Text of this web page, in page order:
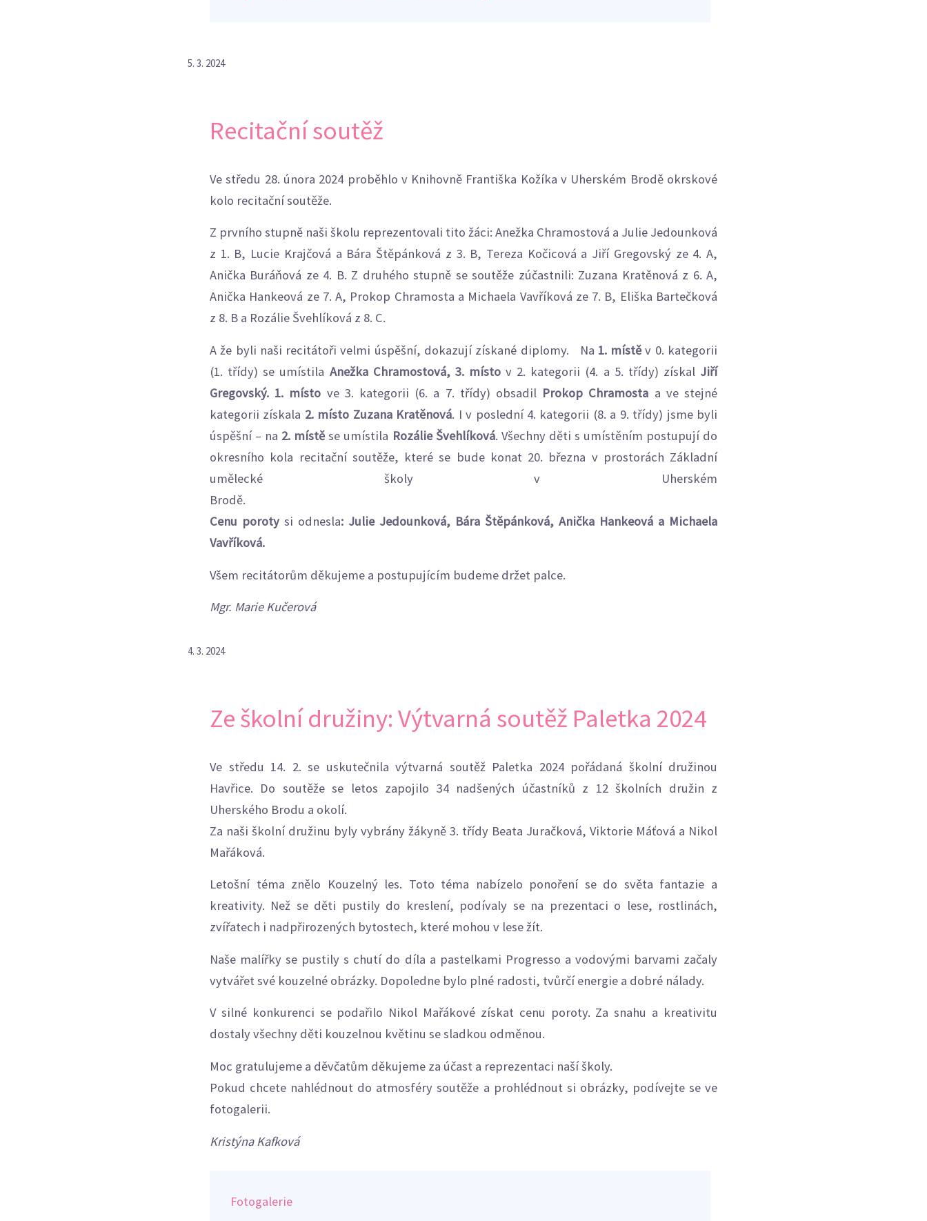
5. 3. 2024
Recitační soutěž
Ve středu 28. února 2024 proběhlo v Knihovně Františka Kožíka v Uherském Brodě okrskové
kolo recitační soutěže.
Z prvního stupně naši školu reprezentovali tito žáci: Anežka Chramostová a Julie Jedounková
z 1. B, Lucie Krajčová a Bára Štěpánková z 3. B, Tereza Kočicová a Jiří Gregovský ze 4. A,
Anička Buráňová ze 4. B. Z druhého stupně se soutěže zúčastnili: Zuzana Kratěnová z 6. A,
Anička Hankeová ze 7. A, Prokop Chramosta a Michaela Vavříková ze 7. B, Eliška Bartečková
z 8. B a Rozálie Švehlíková z 8. C.
A že byli naši recitátoři velmi úspěšní, dokazují získané diplomy. Na 1. místěv 0. kategorii
(1. třídy) se umístila Anežka Chramostová, 3. místov 2. kategorii (4. a 5. třídy) získal Jiří
Gregovský. 1. místo ve 3. kategorii (6. a 7. třídy) obsadil Prokop Chramosta a ve stejné
kategorii získala 2. místo Zuzana Kratěnová. I v poslední 4. kategorii (8. a 9. třídy) jsme byli
úspěšní – na 2. místěse umístila Rozálie Švehlíková. Všechny děti s umístěním postupují do
okresního kola recitační soutěže, které se bude konat 20. března v prostorách Základní
umělecké školy v Uherském
Brodě.
Cenu poroty si odnesla: Julie Jedounková, Bára Štěpánková, Anička Hankeová a Michaela
Vavříková.
Všem recitátorům děkujeme a postupujícím budeme držet palce.
Mgr. Marie Kučerová
4. 3. 2024
Ze školní družiny: Výtvarná soutěž Paletka 2024
Ve středu 14. 2. se uskutečnila výtvarná soutěž Paletka 2024 pořádaná školní družinou
Havřice. Do soutěže se letos zapojilo 34 nadšených účastníků z 12 školních družin z
Uherského Brodu a okolí.
Za naši školní družinu byly vybrány žákyně 3. třídy Beata Juračková, Viktorie Máťová a Nikol
Mařáková.
Letošní téma znělo Kouzelný les. Toto téma nabízelo ponoření se do světa fantazie a
kreativity. Než se děti pustily do kreslení, podívaly se na prezentaci o lese, rostlinách,
zvířatech i nadpřirozených bytostech, které mohou v lese žít.
Naše malířky se pustily s chutí do díla a pastelkami Progresso a vodovými barvami začaly
vytvářet své kouzelné obrázky. Dopoledne bylo plné radosti, tvůrčí energie a dobré nálady.
V silné konkurenci se podařilo Nikol Mařákové získat cenu poroty. Za snahu a kreativitu
dostaly všechny děti kouzelnou květinu se sladkou odměnou.
Moc gratulujeme a děvčatům děkujeme za účast a reprezentaci naší školy.
Pokud chcete nahlédnout do atmosféry soutěže a prohlédnout si obrázky, podívejte se ve
fotogalerii.
Kristýna Kafková
Fotogalerie